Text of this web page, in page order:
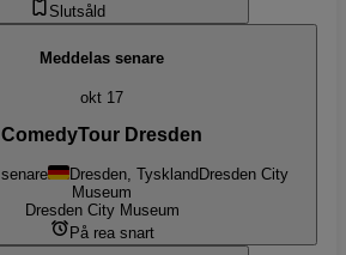
Slutsåld
Meddelas senare
okt 17
ComedyTour Dresden
Dresden, TysklandDresden City
Museum
Dresden City Museum
På rea snart